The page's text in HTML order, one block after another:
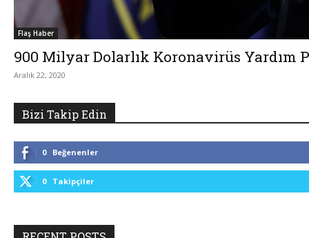
Flaş Haber
900 Milyar Dolarlık Koronavirüs Yardım
Aralık 22, 2020
Bizi Takip Edin
0 Beğenenler
0 Takipçiler